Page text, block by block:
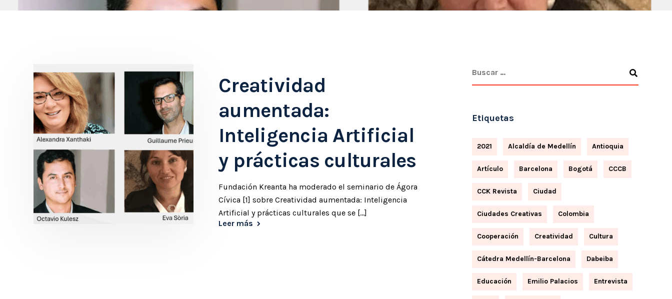
Creatividad
aumentada:
Inteligencia Artificial
y prácticas culturales
Fundación Kreanta ha moderado el seminario de Ágora
Cívica [1] sobre Creatividad aumentada: Inteligencia
Artificial y prácticas culturales que se [...]
Leer más
Etiquetas
2021 Alcaldía de Medellín Antioquia
Artículo Barcelona Bogotá CCCB
CCK Revista Ciudad
Ciudades Creativas Colombia
Cooperación Creatividad Cultura
Cátedra Medellín-Barcelona Dabeiba
Educación Emilio Palacios Entrevista